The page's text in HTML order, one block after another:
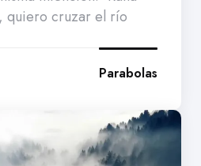
quiero cruzar el río
Parabolas